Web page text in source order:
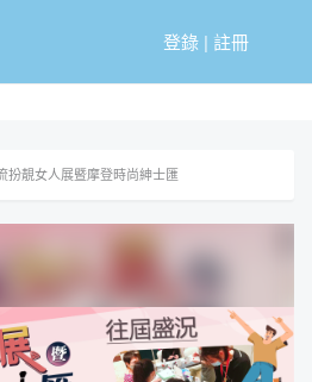
登錄| 註冊
扮靚女人展暨摩登時尚紳士匯